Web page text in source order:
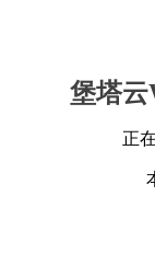
堡塔云
正